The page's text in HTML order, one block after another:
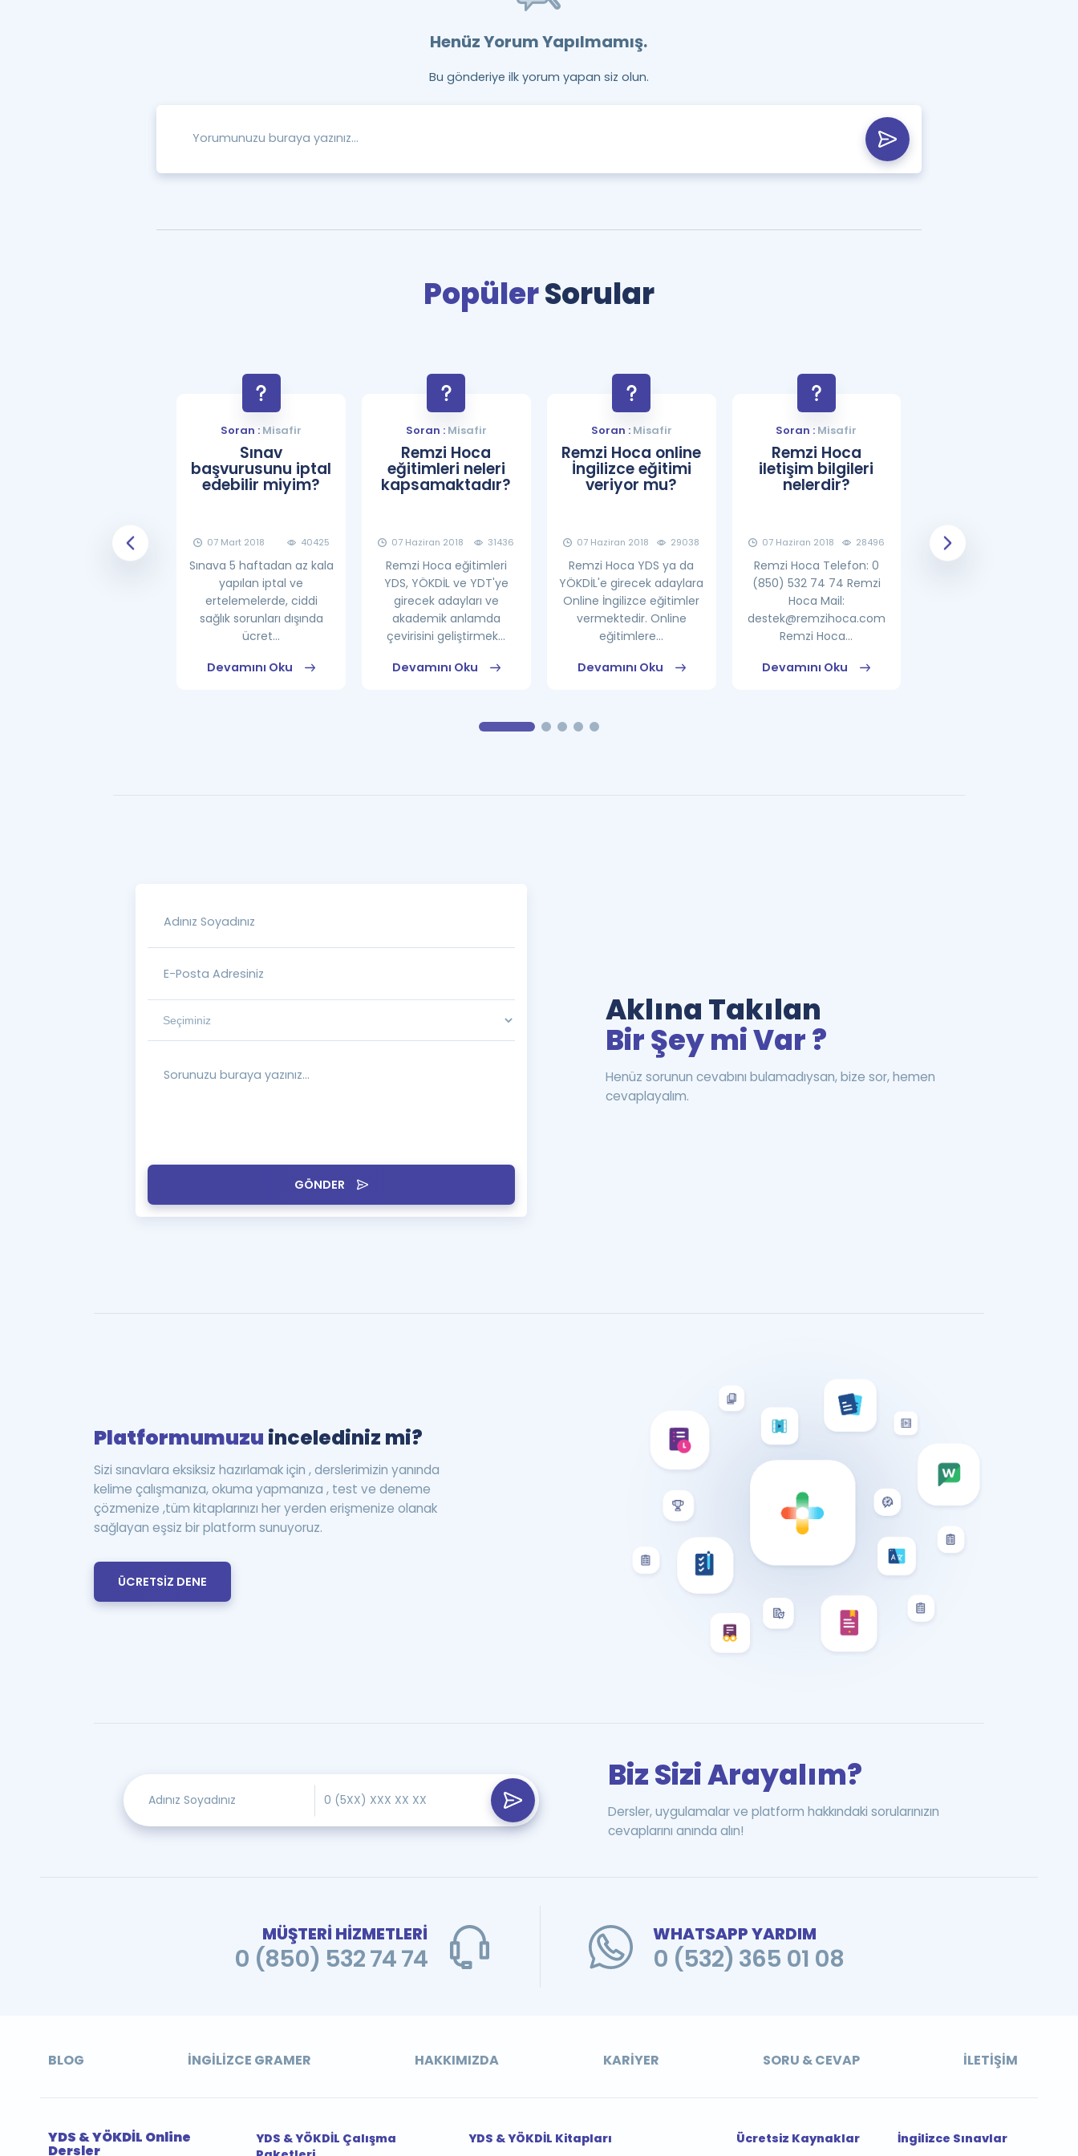
Henüz Yorum Yapılmamış.
Bu gönderiye ilk yorum yapan siz olun.
PopülerSorular
25861
Soran : Misafir
Sınav
başvurusunu iptal
edebilir miyim?
07 Mart 2018 40425
Sınava 5 haftadan az kala
yapılan iptal ve
ertelemelerde, ciddi
sağlık sorunları dışında
ücret...
Devamını Oku
Soran :Misafir
Remzi Hoca
eğitimleri neleri
kapsamaktadır?
07 Haziran 2018 31436
Remzi Hoca eğitimleri
YDS, YÖKDİL ve YDT'ye
girecek adayları ve
akademik anlamda
çevirisini geliştirmek...
Devamını Oku
Soran :Misafir
Remzi Hoca online
İngilizce eğitimi
veriyor mu?
07 Haziran 2018 29038
Remzi Hoca YDS ya da
YÖKDİL'e girecek adaylara
Online İngilizce eğitimler
vermektedir. Online
eğitimlere...
Devamını Oku
Soran : Misafir
Remzi Hoca
iletişim bilgileri
nelerdir?
07 Haziran 2018 28496
Remzi Hoca Telefon: 0
(850) 532 74 74 Remzi
Hoca Mail:
destek@remzihoca.com
Remzi Hoca...
Devamını Oku
08 Haziran 2018
GÖNDER
Aklına Takılan
Bir Şey mi Var ?
Henüz sorunun cevabını bulamadıysan, bize sor, hemen
cevaplayalım.
Platformumuzu incelediniz mi?
Sizi sınavlara eksiksiz hazırlamak için , derslerimizin yanında
kelime çalışmanıza, okuma yapmanıza , test ve deneme
çözmenize ,tüm kitaplarınızı her yerden erişmenize olanak
sağlayan eşsiz bir platform sunuyoruz.
ÜCRETSİZ DENE
Biz Sizi Arayalım?
Dersler, uygulamalar ve platform hakkındaki sorularınızın
cevaplarını anında alın!
MÜŞTERİ HİZMETLERİ
0 (850) 532 74 74
WHATSAPP YARDIM
0 (532) 365 01 08
BLOG İNGILIZCE GRAMER HAKKIMIZDA KARIYER SORU & CEVAP İLETIŞIM
YDS & YÖKDİL Online
Dersler
YDS & YÖKDİL Çalışma
YDS & YÖKDİL Kitapları Ücretsiz Kaynaklar İngilizce Sınavlar